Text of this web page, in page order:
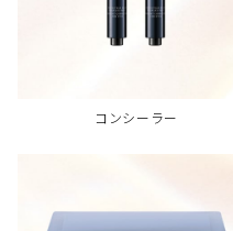
コンシーラー